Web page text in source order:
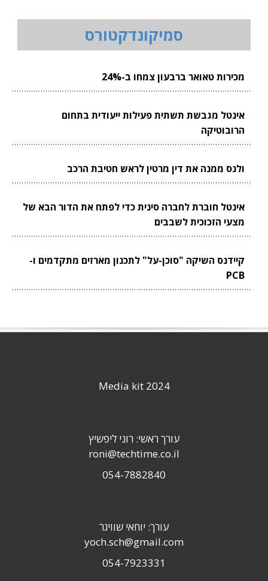
סמיקונדקטורס
מכירות טאואר ברבעון צמחו ב-24%
אינטל מגבשת תשתית פעילות ייעודית בתחום
הרובוטיקה
ולנס ממנה את דין מרטין לראש חטיבת הרכב
אינטל חוברת לחברה סינית כדי לפתח את הדור הבא של
מצעי הזכוכית לשבבים
קיידנס השיקה "סוכן-על" לתכנון מארזים מתקדמים ו-
PCB
Media kit 2024
עורך ראשי: רוני ליפשיץ
roni@techtime.co.il
054-7882840
עורך: יוחאי שוויגר
yoch.sch@gmail.com
054-7923331